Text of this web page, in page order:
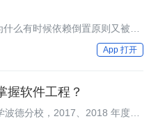
么有时候依赖倒置原则又被称
App 打开
握软件工程？
德分校，2017、2018 年度最